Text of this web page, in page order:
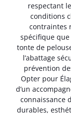
respectant
conditions
contraintes
spécifique
tonte de
l’abattage
prévention
Opter pour
d’un
connaissance
durables,